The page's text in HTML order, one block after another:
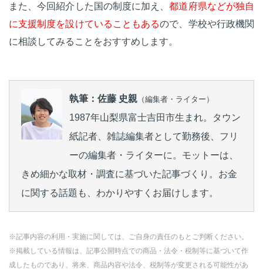
また、今回紹介した国の制度に加え、都道府県などが独自
に支援制度を設けていることもあるので、学校や行政機関
に相談してみることをおすすめします。
執筆：佐藤 史親 （編集者・ライター）
1987年山梨県富士吉田市生まれ。タウン
紙記者、雑誌編集者として勤務後、フリ
ーの編集者・ライターに。モットーは、
きめ細かな取材・調査に基づいた記事づくり。お金
に関する話題も、わかりやすくお届けします。
※記事内容の利用・実施に関しては、ご自身の責任のもとご判断ください。
※掲載している情報は、記事公開時点での商品・法令・税制等に基づいて作
成したものであり、将来、商品内容や法令、税制等が変更される可能性があ